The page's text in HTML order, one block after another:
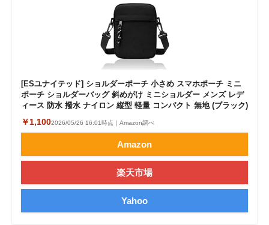
[ESユナイテッド] ショルダーポーチ 小さめ スマホポーチ ミニ
ポーチ ショルダーバッグ 斜めがけ ミニショルダー メンズ レデ
ィース 防水 撥水 ナイロン 縦型 軽量 コンパクト 無地 (ブラック)
￥1,1002026/05/26 16:01時点｜Amazon調べ
Amazon
楽天市場
Yahoo